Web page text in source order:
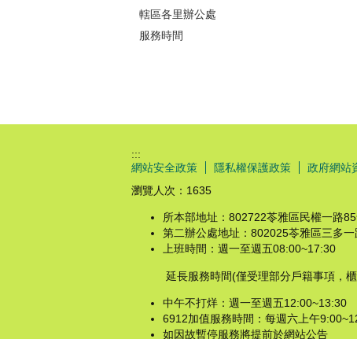
轄區各里辦公處
服務時間
:::
網站安全政策
隱私權保護政策 政府網站
瀏覽人次： 1635
所本部地址：802722苓雅區民權一
第二辦公處地址：802025苓雅區三
上班時間：週一至週五08:00~17:30
延長服務時間(僅受理部分戶籍事項，櫃
中午不打烊：週一至週五12:00~13:30
6912加值服務時間：每週六上午
如因故暫停服務將提前於網站公告